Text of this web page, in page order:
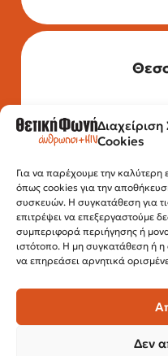
Cookies
Για να παρέχουμε την καλύτερη
όπως cookies για την
συσκευών. Η συγκατάθεση για
επιτρέψει να επεξεργαστούμε
συμπεριφορά περιήγησης ή
ιστότοπο. Η μη συγκατάθεση ή
να επηρεάσει αρνητικά
Δεν
Fax:
Εγνατίας
Ώρες
Δευτέρα –